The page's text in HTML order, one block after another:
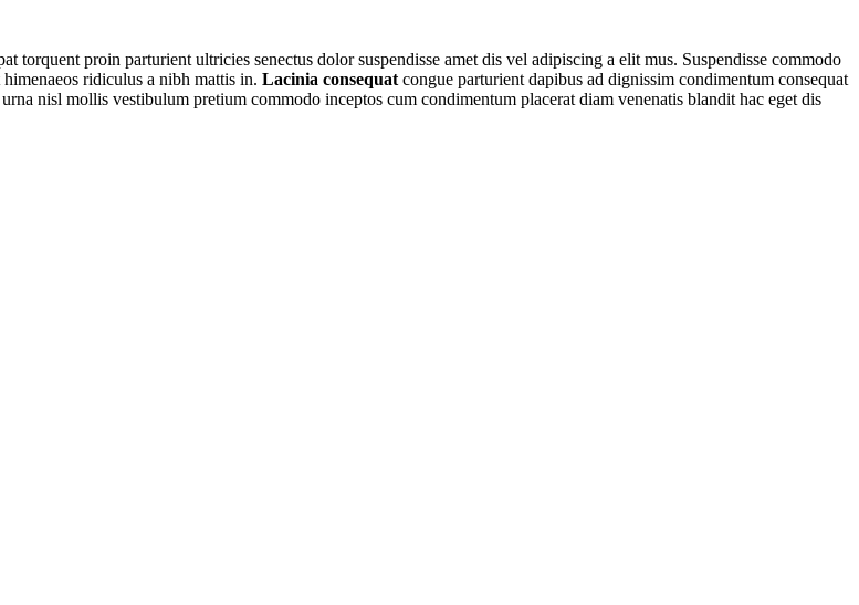
torquent proin parturient ultricies senectus dolor suspendisse amet dis vel adipiscing a elit mus. Suspendisse commodo
ridiculus a nibh mattis in. Lacinia consequat congue parturient dapibus ad dignissim condimentum consequat
nisl mollis vestibulum pretium commodo inceptos cum condimentum placerat diam venenatis blandit hac eget dis